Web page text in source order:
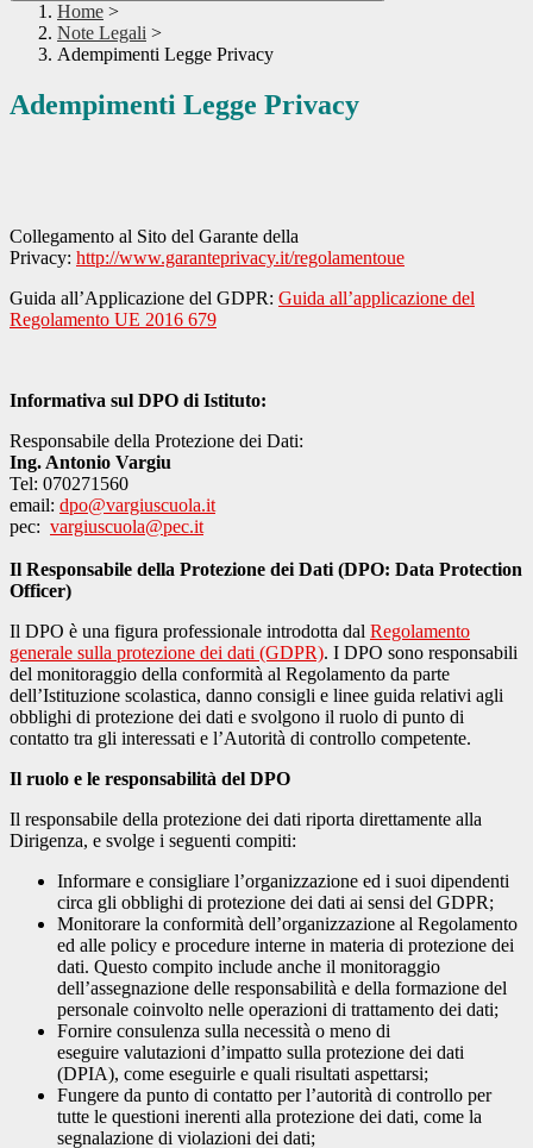
Home >
Note Legali >
Adempimenti Legge Privacy
Adempimenti Legge Privacy
Collegamento al Sito del Garante della
Privacy: http://www.garanteprivacy.it/regolamentoue
Guida all’Applicazione del GDPR: Guida all’applicazione del
Regolamento UE 2016 679
Informativa sul DPO di Istituto:
Responsabile della Protezione dei Dati:
Ing. Antonio Vargiu
Tel: 070271560
email: dpo@vargiuscuola.it
pec: vargiuscuola@pec.it
Il Responsabile della Protezione dei Dati (DPO: Data Protection
Officer)
Il DPO è una figura professionale introdotta dal Regolamento
generale sulla protezione dei dati (GDPR). I DPO sono responsabili
del monitoraggio della conformità al Regolamento da parte
dell’Istituzione scolastica, danno consigli e linee guida relativi agli
obblighi di protezione dei dati e svolgono il ruolo di punto di
contatto tra gli interessati e l’Autorità di controllo competente.
Il ruolo e le responsabilità del DPO
Il responsabile della protezione dei dati riporta direttamente alla
Dirigenza, e svolge i seguenti compiti:
Informare e consigliare l’organizzazione ed i suoi dipendenti
circa gli obblighi di protezione dei dati ai sensi del GDPR;
Monitorare la conformità dell’organizzazione al Regolamento
ed alle policy e procedure interne in materia di protezione dei
dati. Questo compito include anche il monitoraggio
dell’assegnazione delle responsabilità e della formazione del
personale coinvolto nelle operazioni di trattamento dei dati;
Fornire consulenza sulla necessità o meno di
eseguire valutazioni d’impatto sulla protezione dei dati
(DPIA), come eseguirle e quali risultati aspettarsi;
Fungere da punto di contatto per l’autorità di controllo per
tutte le questioni inerenti alla protezione dei dati, come la
segnalazione di violazioni dei dati;